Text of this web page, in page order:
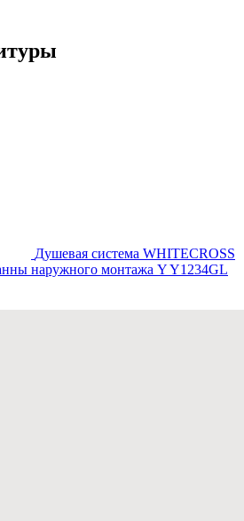
Душевая система WHITECROSS
наружного монтажа Y Y1234GL